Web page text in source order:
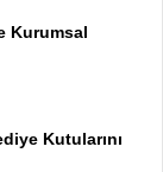
Kurumsal
Kutularını